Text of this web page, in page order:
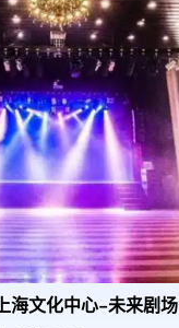
海文化中心-未来剧场